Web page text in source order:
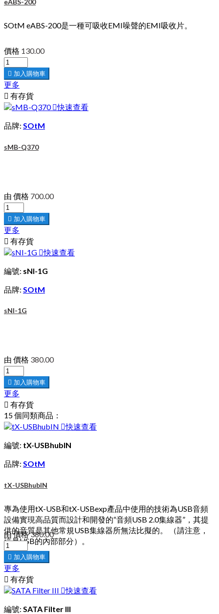
eABS-200
SOtM eABS-200是一種可吸收EMI噪聲的EMI吸收片。
價格 130.00
 加入購物車
更多
 有存貨
快速查看
品牌: SOtM
sMB-Q370
由 價格 700.00
 加入購物車
更多
 有存貨
快速查看
編號: sNI-1G
品牌: SOtM
sNI-1G
由 價格 380.00
 加入購物車
更多
 有存貨
15 個同類商品：
快速查看
編號: tX-USBhubIN
品牌: SOtM
tX-USBhubIN
專為使用tX-USB和tX-USBexp產品中使用的技術為USB音頻
設備實現高品質而設計和開發的“音頻USB 2.0集線器”，其提
供的音質是其他常規USB集線器所無法比擬的。 （請注意，
這是USB的內部部分）。
由價格380.00
 加入購物車
更多
 有存貨
快速查看
編號: SATA Filter III